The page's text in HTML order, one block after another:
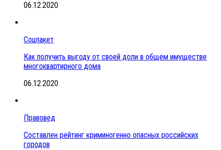
06.12.2020
Соцпакет
Как получить выгоду от своей доли в общем имуществе
многоквартирного дома
06.12.2020
Правовед
Составлен рейтинг криминогенно опасных российских
городов